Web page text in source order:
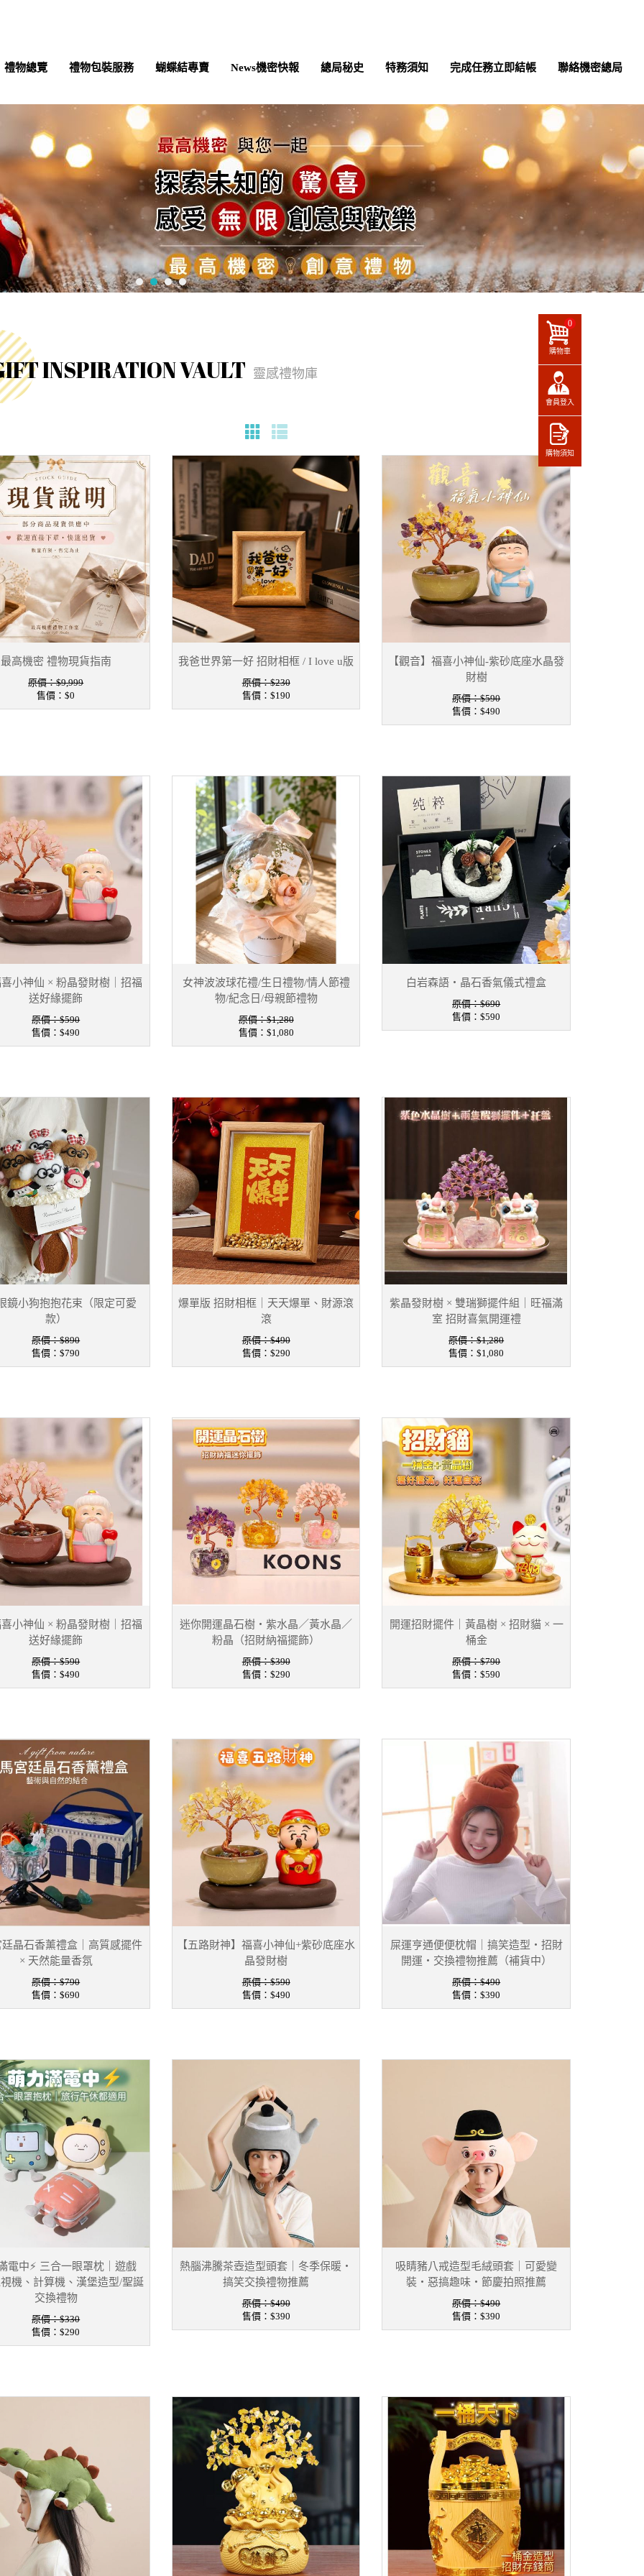
禮物總覽 禮物包裝服務 蝴蝶結專賣 News機密快報 總局秘史 特務須知 完成任務立即結帳 聯絡機密總局
INSPIRATION VAULT 靈感禮物庫
最高機密 禮物現貨指南
原價：$9,999
售價：$0
我爸世界第一好 招財相框 / I love u版
原價：$230
售價： $190
【觀音】福喜小神仙-紫砂底座水晶發
財樹
原價：$590
售價：$490
小神仙 × 粉晶發財樹｜招福
送好緣擺飾
原價：$590
售價：$490
女神波波球花禮/生日禮物/情人節禮
物/紀念日/母親節禮物
原價：$1,280
售價： $1,080
白岩森語・晶石香氣儀式禮盒
原價：$690
售價：$590
鏡小狗抱抱花束（限定可愛
款）
原價：$890
售價：$790
爆單版 招財相框｜天天爆單、財源滾
滾
原價：$490
售價： $290
紫晶發財樹 × 雙瑞獅擺件組｜旺福滿
室 招財喜氣開運禮
原價：$1,280
售價：$1,080
小神仙 × 粉晶發財樹｜招福
送好緣擺飾
原價：$590
售價：$490
迷你開運晶石樹・紫水晶／黃水晶／
粉晶（招財納福擺飾）
原價：$390
售價： $290
開運招財擺件｜黃晶樹 × 招財貓 × 一
桶金
原價：$790
售價：$590
晶石香薰禮盒｜高質感擺件
× 天然能量香氛
原價：$790
售價：$690
【五路財神】福喜小神仙+紫砂底座水
晶發財樹
原價：$590
售價： $490
屎運亨通便便枕帽｜搞笑造型・招財
開運・交換禮物推薦（補貨中）
原價：$490
售價：$390
電中⚡ 三合一眼罩枕｜遊戲
機、計算機、漢堡造型/聖誕
交換禮物
原價：$330
售價：$290
熱腦沸騰茶壺造型頭套｜冬季保暖・
搞笑交換禮物推薦
原價：$490
售價： $390
吸睛豬八戒造型毛絨頭套｜可愛變
裝・惡搞趣味・節慶拍照推薦
原價：$490
售價：$390
購物車
0
會員登入
購物須知